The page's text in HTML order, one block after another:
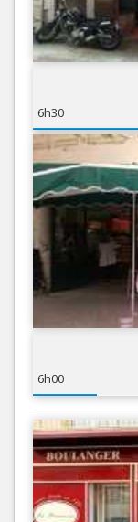
6h30
6h00